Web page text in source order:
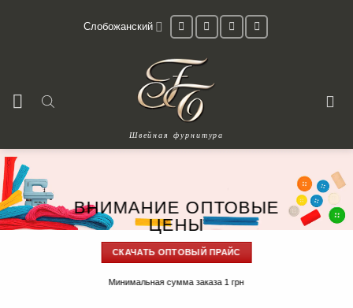
Слобожанский
Швейная фурнитура
ВНИМАНИЕ ОПТОВЫЕ
ЦЕНЫ
СКАЧАТЬ ОПТОВЫЙ ПРАЙС
Минимальная сумма заказа 1 грн